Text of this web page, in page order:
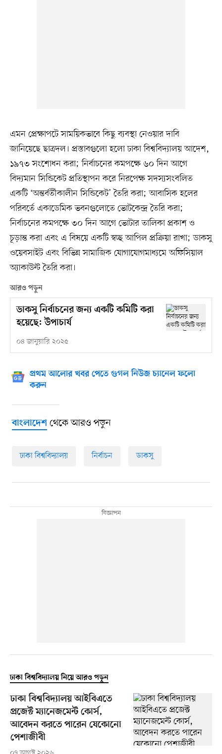
এমন প্রেক্ষাপটে সাময়িকভাবে কিছু ব্যবস্থা নেওয়ার দাবি
জানিয়েছে ছাত্রদল। প্রস্তাবগুলো হলো ঢাকা বিশ্ববিদ্যালয় আদেশ,
১৯৭৩ সংশোধন করা; নির্বাচনের কমপক্ষে ৬০ দিন আগে
বিদ্যমান সিন্ডিকেট প্রতিস্থাপন করে নিরপেক্ষ সদস্যসংবলিত
একটি ‘অন্তর্বর্তীকালীন সিন্ডিকেট’ তৈরি করা; আবাসিক হলের
পরিবর্তে একাডেমিক ভবনগুলোতে ভোটকেন্দ্র তৈরি করা;
নির্বাচনের কমপক্ষে ৩০ দিন আগে ভোটার তালিকা প্রকাশ ও
চূড়ান্ত করা এবং এ বিষয়ে একটি স্বচ্ছ আপিল প্রক্রিয়া রাখা; ডাকসু
ওয়েবসাইট এবং বিভিন্ন সামাজিক যোগাযোগমাধ্যমে অফিসিয়াল
অ্যাকাউন্ট তৈরি করা।
আরও পড়ুন
ডাকসু নির্বাচনের জন্য একটি কমিটি করা
হয়েছে: উপাচার্য
০৪ জানুয়ারি ২০২৫
প্রথম আলোর খবর পেতে গুগল নিউজ চ্যানেল ফলো
করুন
বাংলাদেশথেকে আরও পড়ুন
ঢাকা বিশ্ববিদ্যালয় নির্বাচন ডাকসু
ঢাকা বিশ্ববিদ্যালয় নিয়ে আরও পড়ুন
ঢাকা বিশ্ববিদ্যালয় আইবিএতে
প্রজেক্ট ম্যানেজমেন্ট কোর্স,
আবেদন করতে পারেন যেকোনো
পেশাজীবী